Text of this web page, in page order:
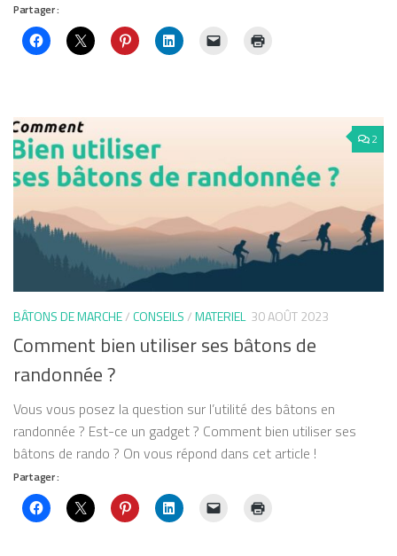
Partager :
2
BÂTONS DE MARCHE/CONSEILS/MATERIEL 30 AOÛT 2023
Comment bien utiliser ses bâtons de
randonnée ?
Vous vous posez la question sur l’utilité des bâtons en
randonnée ? Est-ce un gadget ? Comment bien utiliser ses
bâtons de rando ? On vous répond dans cet article !
Partager :